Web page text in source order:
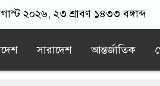
২০২৬, ২৩ শ্রাবণ ১৪৩৩ বঙ্গাব্দ
সারাদেশ আন্তর্জাতিক